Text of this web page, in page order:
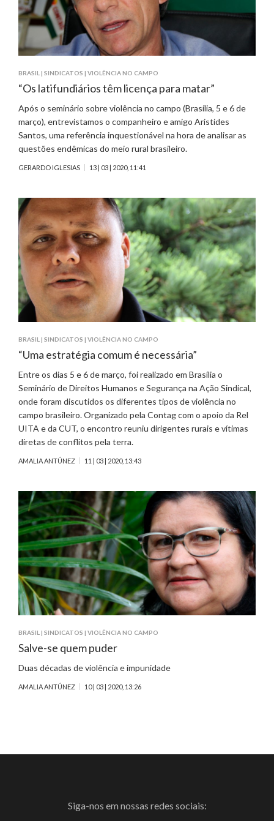
BRASIL | SINDICATOS | VIOLÊNCIA NO CAMPO
“Os latifundiários têm licença para matar”
Após o seminário sobre violência no campo (Brasília, 5 e 6 de
março), entrevistamos o companheiro e amigo Aristides
Santos, uma referência inquestionável na hora de analisar as
questões endêmicas do meio rural brasileiro.
GERARDO IGLESIAS 13 | 03 | 2020, 11:41
BRASIL | SINDICATOS | VIOLÊNCIA NO CAMPO
“Uma estratégia comum é necessária”
Entre os dias 5 e 6 de março, foi realizado em Brasília o
Seminário de Direitos Humanos e Segurança na Ação Sindical,
onde foram discutidos os diferentes tipos de violência no
campo brasileiro. Organizado pela Contag com o apoio da Rel
UITA e da CUT, o encontro reuniu dirigentes rurais e vítimas
diretas de conflitos pela terra.
AMALIA ANTÚNEZ 11 | 03 | 2020, 13:43
BRASIL | SINDICATOS | VIOLÊNCIA NO CAMPO
Salve-se quem puder
Duas décadas de violência e impunidade
AMALIA ANTÚNEZ 10 | 03 | 2020, 13:26
Siga-nos em nossas redes sociais: